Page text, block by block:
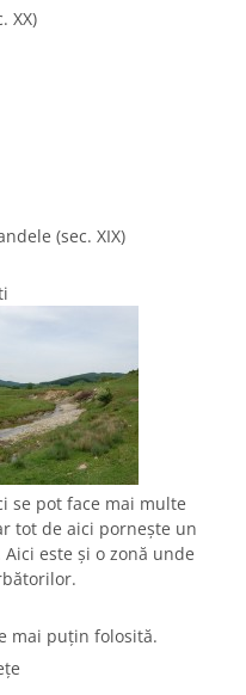
XX)
(sec. XIX)
se pot face mai multe
tot de aici pornește un
este și o zonă unde
mai puțin folosită.